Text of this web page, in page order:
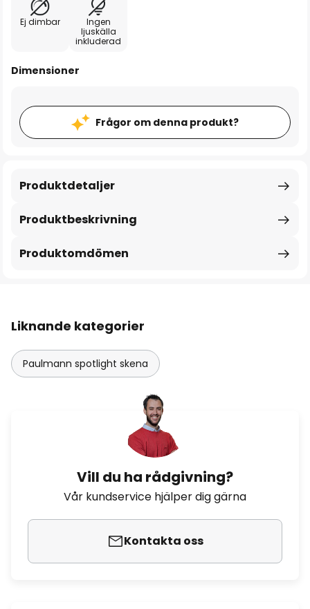
Ej dimbar
Ingen
ljuskälla
inkluderad
Dimensioner
Frågor om denna produkt?
Produktbeskrivning
Produktdetaljer
Produktomdömen
Liknande kategorier
Paulmann spotlight skena
Vill du ha rådgivning?
Vår kundservice hjälper dig gärna
Kontakta oss